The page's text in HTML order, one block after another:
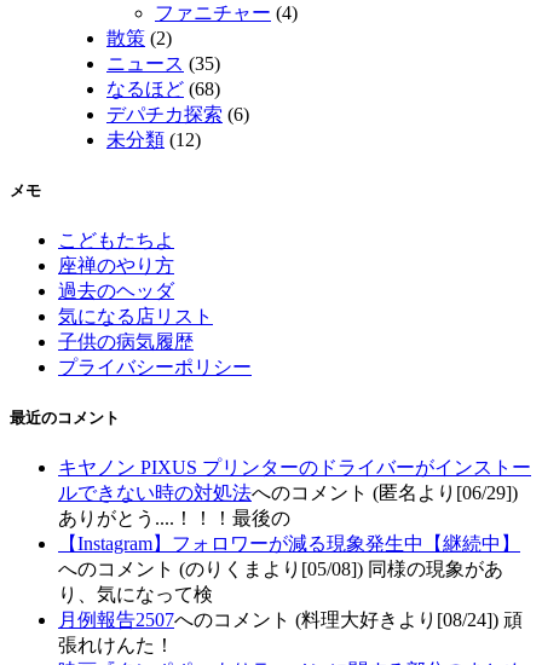
ファニチャー (4)
散策 (2)
ニュース (35)
なるほど (68)
デパチカ探索 (6)
未分類 (12)
メモ
こどもたちよ
座禅のやり方
過去のヘッダ
気になる店リスト
子供の病気履歴
プライバシーポリシー
最近のコメント
キヤノン PIXUS プリンターのドライバーがインストー
ルできない時の対処法へのコメント (匿名より[06/29])
ありがとう....！！！最後の
【Instagram】フォロワーが減る現象発生中【継続中】
へのコメント (のりくまより[05/08]) 同様の現象があ
り、気になって検
月例報告2507へのコメント (料理大好きより[08/24]) 頑
張れけんた！